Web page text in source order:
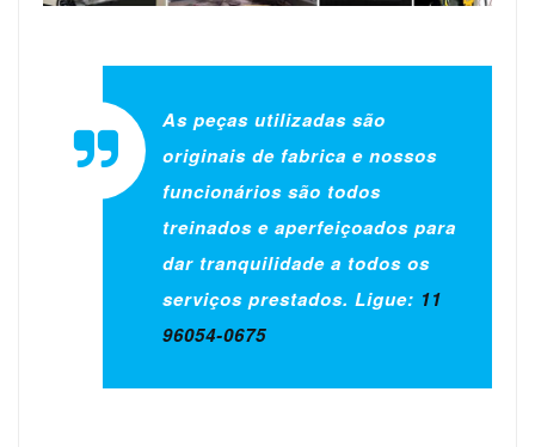
As peças utilizadas são
originais de fabrica e nossos
funcionários são todos
treinados e aperfeiçoados para
dar tranquilidade a todos os
serviços prestados. Ligue: 11
96054-0675